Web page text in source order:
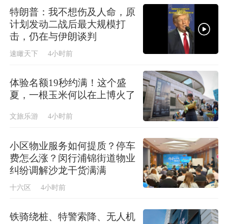
特朗普：我不想伤及人命，原
计划发动二战后最大规模打
击，仍在与伊朗谈判
速瞰天下 4小时前
体验名额19秒约满！这个盛
夏，一根玉米何以在上博火了
文旅乐游 4小时前
小区物业服务如何提质？停车
费怎么涨？闵行浦锦街道物业
纠纷调解沙龙干货满满
十六区 4小时前
铁骑绕桩、特警索降、无人机